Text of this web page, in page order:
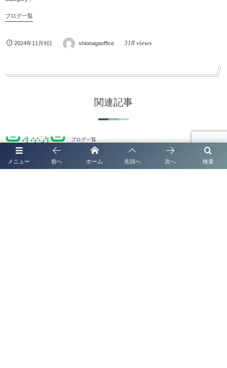
ブログ一覧
2024年11月9日 shionagaoffice 318 views
関連記事
ブログ一覧
太陽光発電システムの名義変更手続き完全ガイド
【2026年版】
メニュー 検索
前へ ホーム 先頭へ 次へ